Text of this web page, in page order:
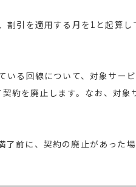
割引を適用する月を1と起算
いる回線について、対象サー
約を廃止します。なお、対
了前に、契約の廃止があっ